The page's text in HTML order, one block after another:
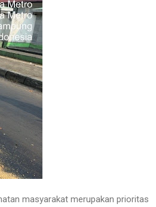
masyarakat merupakan prioritas